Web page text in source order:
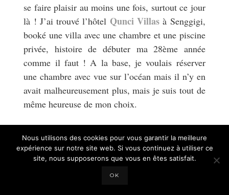
se faire plaisir au moins une fois, surtout ce jour
là ! J’ai trouvé l’hôtel Qunci Villas à Senggigi,
booké une villa avec une chambre et une piscine
privée, histoire de débuter ma 28ème année
comme il faut ! A la base, je voulais réserver
une chambre avec vue sur l’océan mais il n’y en
avait malheureusement plus, mais je suis tout de
même heureuse de mon choix.
jamais allée, tout était parfait : les
hébergements, les restaurants, la qualité de
nourriture, du SPA, la gentillesse du personnel,
Nous utilisons des cookies pour vous garantir la meilleure
expérience sur notre site web. Si vous continuez à utiliser ce
site, nous supposerons que vous en êtes satisfait.
OK